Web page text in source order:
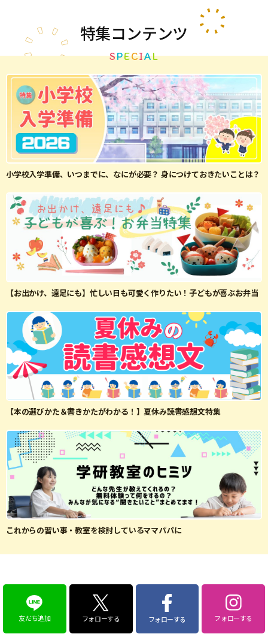
特集コンテンツ
SPECIAL
小学校入学準備、いつまでに、なにが必要？ 身につけておきたいことは？
【お出かけ、遠足にも】忙しい日も可愛く作りたい！子どもが喜ぶお弁当
【本の選びかた＆書きかたがわかる！】夏休み読書感想文特集
これからの習い事・教室を検討しているママパパに
友だち追加 フォローする フォローする フォローする